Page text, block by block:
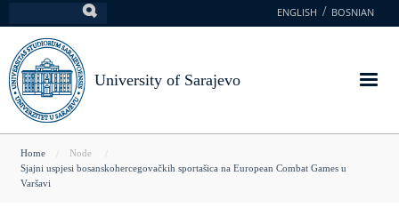
to
main
content
ENGLISH BOSNIAN
University of Sarajevo
You
are
Home
Node
Sjajni uspjesi bosanskohercegovačkih sportašica na European Combat Games u
Varšavi